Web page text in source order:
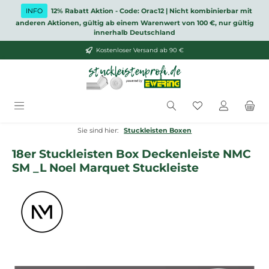
Zum Hauptinhalt springen
INFO
12% Rabatt Aktion - Code: Orac12 | Nicht kombinierbar mit
anderen Aktionen, gültig ab einem Warenwert von 100 €, nur gültig
innerhalb Deutschland
Kostenloser Versand ab 90 €
Du hast 0
Sie sind hier: Stuckleisten Boxen
18er Stuckleisten Box Deckenleiste NMC
SM _L Noel Marquet Stuckleiste